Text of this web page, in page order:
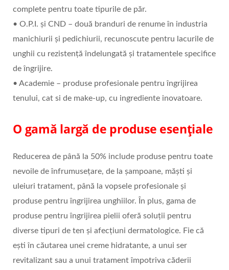
complete pentru toate tipurile de păr.
• O.P.I. și CND – două branduri de renume în industria
manichiurii și pedichiurii, recunoscute pentru lacurile de
unghii cu rezistență îndelungată și tratamentele specifice
de îngrijire.
• Academie – produse profesionale pentru îngrijirea
tenului, cat si de make-up, cu ingrediente inovatoare.
O gamă largă de produse esențiale
Reducerea de până la 50% include produse pentru toate
nevoile de înfrumusețare, de la șampoane, măști și
uleiuri tratament, până la vopsele profesionale și
produse pentru îngrijirea unghiilor. În plus, gama de
produse pentru îngrijirea pielii oferă soluții pentru
diverse tipuri de ten și afecțiuni dermatologice. Fie că
ești în căutarea unei creme hidratante, a unui ser
revitalizant sau a unui tratament împotriva căderii